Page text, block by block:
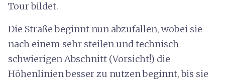
Tour bildet.
Die Straße beginnt nun abzufallen, wobei sie
nach einem sehr steilen und technisch
schwierigen Abschnitt (Vorsicht!) die
Höhenlinien besser zu nutzen beginnt, bis sie